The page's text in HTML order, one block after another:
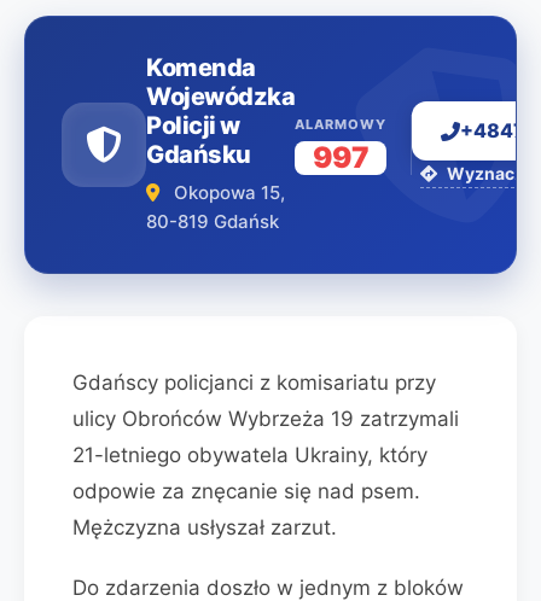
Komenda
Wojewódzka
Policji w
Gdańsku
Okopowa 15,
80-819 Gdańsk
ALARMOWY
997 Wyznacz
Gdańscy policjanci z komisariatu przy
ulicy Obrońców Wybrzeża 19 zatrzymali
21-letniego obywatela Ukrainy, który
odpowie za znęcanie się nad psem.
Mężczyzna usłyszał zarzut.
Do zdarzenia doszło w jednym z bloków